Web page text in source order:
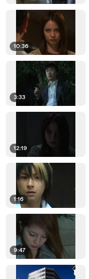
10:36
3:33
12:19
1:16
9:47